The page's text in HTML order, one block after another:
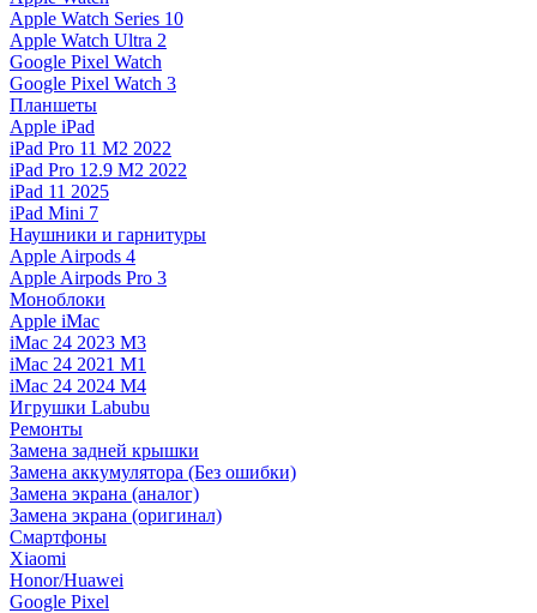
Apple Watch Series 10
Apple Watch Ultra 2
Google Pixel Watch
Google Pixel Watch 3
Планшеты
Apple iPad
iPad Pro 11 M2 2022
iPad Pro 12.9 M2 2022
iPad 11 2025
iPad Mini 7
Наушники и гарнитуры
Apple Airpods 4
Apple Airpods Pro 3
Моноблоки
Apple iMac
iMac 24 2023 M3
iMac 24 2021 M1
iMac 24 2024 M4
Игрушки Labubu
Ремонты
Замена задней крышки
Замена аккумулятора (Без ошибки)
Замена экрана (аналог)
Замена экрана (оригинал)
Смартфоны
Xiaomi
Honor/Huawei
Google Pixel